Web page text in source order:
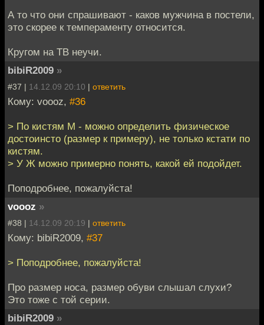
А то что они спрашивают - каков мужчина в постели,
это скорее к темпераменту относится.
Кругом на ТВ неучи.
bibiR2009 »
#37 | 14.12.09 20:10 | ответить
Кому: voooz, #36
> По кистям М - можно определить физическое
достоинсто (размер к примеру), не только кстати по
кистям.
> У Ж можно примерно понять, какой ей подойдет.
Поподробнее, пожалуйста!
voooz »
#38 | 14.12.09 20:19 | ответить
Кому: bibiR2009, #37
> Поподробнее, пожалуйста!
Про размер носа, размер обуви слышал слухи?
Это тоже с той серии.
bibiR2009 »